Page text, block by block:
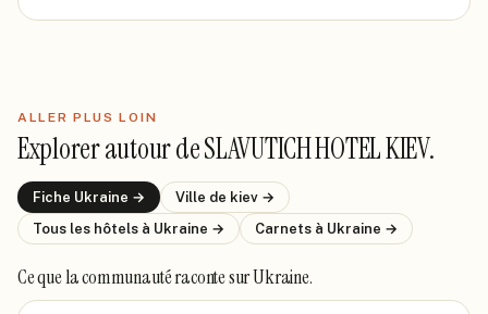
ALLER PLUS LOIN
Explorer autour deSLAVUTICH HOTEL KIEV.
Fiche Ukraine → Ville de kiev →
Tous les hôtels à Ukraine → Carnets à Ukraine →
Ce que la communauté racontesur Ukraine.